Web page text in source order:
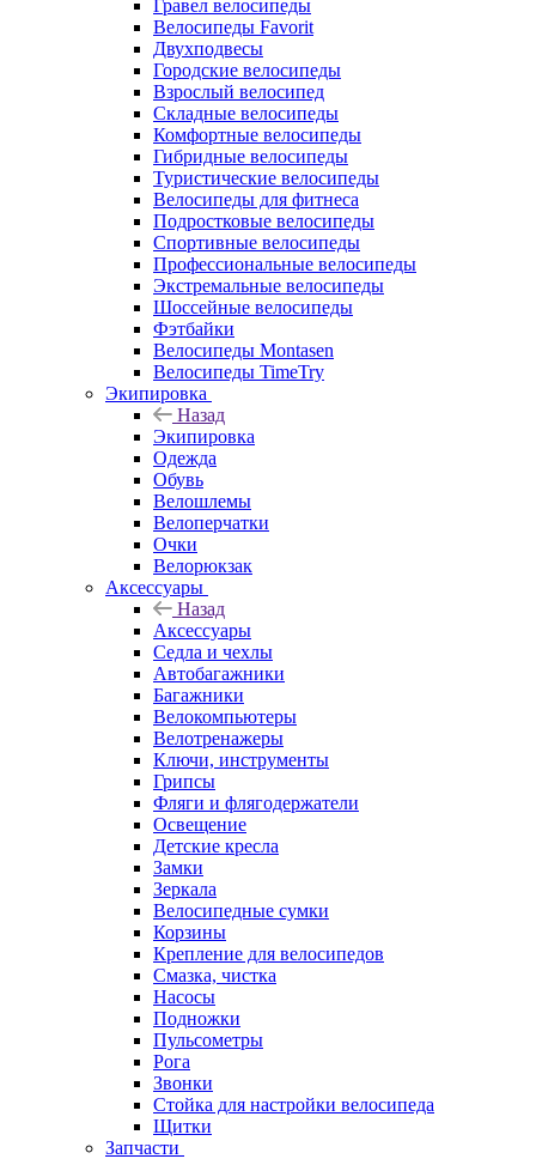
Гравел велосипеды
Велосипеды Favorit
Двухподвесы
Городские велосипеды
Взрослый велосипед
Складные велосипеды
Комфортные велосипеды
Гибридные велосипеды
Туристические велосипеды
Велосипеды для фитнеса
Подростковые велосипеды
Спортивные велосипеды
Профессиональные велосипеды
Экстремальные велосипеды
Шоссейные велосипеды
Фэтбайки
Велосипеды Montasen
Велосипеды TimeTry
Экипировка
Назад
Экипировка
Одежда
Обувь
Велошлемы
Велоперчатки
Очки
Велорюкзак
Аксессуары
Назад
Аксессуары
Седла и чехлы
Автобагажники
Багажники
Велокомпьютеры
Велотренажеры
Ключи, инструменты
Грипсы
Фляги и флягодержатели
Освещение
Детские кресла
Замки
Зеркала
Велосипедные сумки
Корзины
Крепление для велосипедов
Смазка, чистка
Насосы
Подножки
Пульсометры
Рога
Звонки
Стойка для настройки велосипеда
Щитки
Запчасти